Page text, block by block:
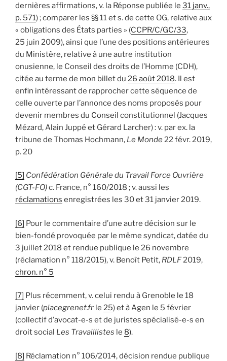
dernières affirmations, v. la Réponse publiée le 31 janv.,
p. 571) ; comparer les §§ 11 et s. de cette OG, relative aux
« obligations des États parties » (CCPR/C/GC/33,
25 juin 2009), ainsi que l’une des positions antérieures
du Ministère, relative à une autre institution
onusienne, le Conseil des droits de l’Homme (CDH),
citée au terme de mon billet du 26 août 2018. Il est
enfin intéressant de rapprocher cette séquence de
celle ouverte par l’annonce des noms proposés pour
devenir membres du Conseil constitutionnel (Jacques
Mézard, Alain Juppé et Gérard Larcher) : v. par ex. la
tribune de Thomas Hochmann, Le Monde22 févr. 2019,
p. 20
[5] Confédération Générale du Travail Force Ouvrière
(CGT-FO)c. France, n° 160/2018 ; v. aussi les
réclamations enregistrées les 30 et 31 janvier 2019.
[6] Pour le commentaire d’une autre décision sur le
bien-fondé provoquée par le même syndicat, datée du
3 juillet 2018 et rendue publique le 26 novembre
(réclamation n° 118/2015), v. Benoît Petit, RDLF2019,
chron. n° 5
[7] Plus récemment, v. celui rendu à Grenoble le 18
janvier (placegrenet.fr le 25) et à Agen le 5 février
(collectif d’avocat-e-s et de juristes spécialisé-e-s en
droit social Les Travaillistes le 8).
[8] Réclamation n° 106/2014, décision rendue publique